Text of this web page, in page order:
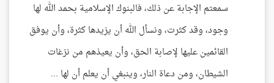
سمعتم الإجابة عن ذلك، فالبنوك الإسلامية بحمد الله لها
وجود، وقد كثرت، ونسأل الله أن يزيدها كثرة، وأن يوفق
القائمين عليها لإصابة الحق، وأن يعيذهم من نزغات
الشيطان، ومن دعاة النار، وينبغي أن يعلم أن لها ...